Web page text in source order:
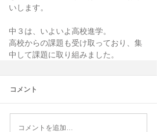
いします。
中３は、いよいよ高校進学。
高校からの課題も受け取っており、集
中して課題に取り組みました。
コメント
コメントを追加…